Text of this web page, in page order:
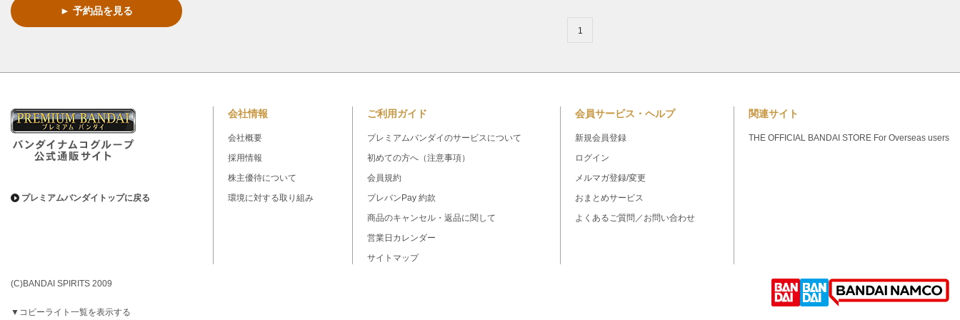
1
► 予約品を見る
プレミアムバンダイトップに戻る
会社情報
会社概要
採用情報
株主優待について
環境に対する取り組み
ご利用ガイド
プレミアムバンダイのサービスについて
初めての方へ（注意事項）
会員規約
プレバンPay 約款
商品のキャンセル・返品に関して
営業日カレンダー
サイトマップ
会員サービス・ヘルプ
新規会員登録
ログイン
メルマガ登録/変更
おまとめサービス
よくあるご質問／お問い合わせ
関連サイト
THE OFFICIAL BANDAI STORE For Overseas users
(C)BANDAI SPIRITS 2009
▼コピーライト一覧を表示する